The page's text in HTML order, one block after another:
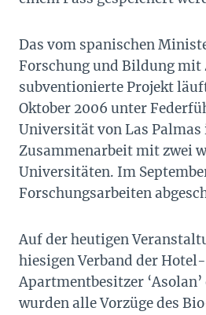
Das vom spanischen
Forschung und Bildung mit
subventionierte Projekt
Oktober 2006 unter
Universität von Las Palmas
Zusammenarbeit mit zwei
Universitäten. Im
Forschungsarbeiten
Auf der heutigen
hiesigen Verband der
Apartmentbesitzer
wurden alle Vorzüge des